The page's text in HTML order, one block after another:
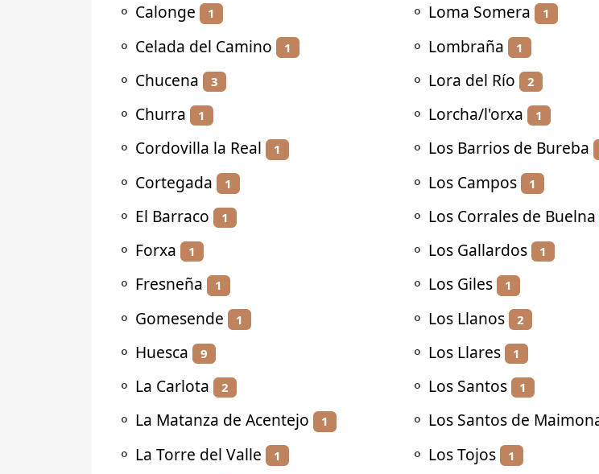
⚬ Calonge 1
⚬ Celada del Camino 1
⚬ Chucena 3
⚬ Churra 1
⚬ Cordovilla la Real 1
⚬ Cortegada 1
⚬ El Barraco 1
⚬ Forxa 1
⚬ Fresneña 1
⚬ Gomesende 1
⚬ Huesca 9
⚬ La Carlota 2
⚬ La Matanza de Acentejo 1
⚬ La Torre del Valle 1
⚬ Loma Somera 1
⚬ Lombraña 1
⚬ Lora del Río 2
⚬ Lorcha/l'orxa 1
⚬ Los Barrios de Bureba
⚬ Los Campos 1
⚬ Los Corrales de Buelna
⚬ Los Gallardos 1
⚬ Los Giles 1
⚬ Los Llanos 2
⚬ Los Llares 1
⚬ Los Santos 1
⚬ Los Santos de
⚬ Los Tojos 1